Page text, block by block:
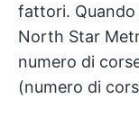
fattori.
North Star
numero di
(numero di